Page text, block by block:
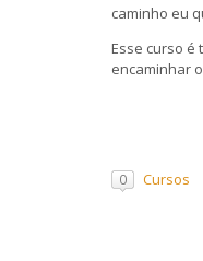
caminho eu
Esse curso é
encaminhar
0 Cursos